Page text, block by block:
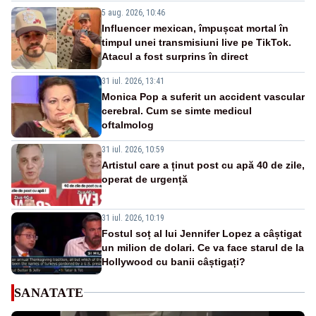
5 aug. 2026, 10:46
Influencer mexican, împușcat mortal în
timpul unei transmisiuni live pe TikTok.
Atacul a fost surprins în direct
31 iul. 2026, 13:41
Monica Pop a suferit un accident vascular
cerebral. Cum se simte medicul
oftalmolog
31 iul. 2026, 10:59
Artistul care a ținut post cu apă 40 de zile,
operat de urgență
31 iul. 2026, 10:19
Fostul soț al lui Jennifer Lopez a câștigat
un milion de dolari. Ce va face starul de la
Hollywood cu banii câștigați?
SANATATE